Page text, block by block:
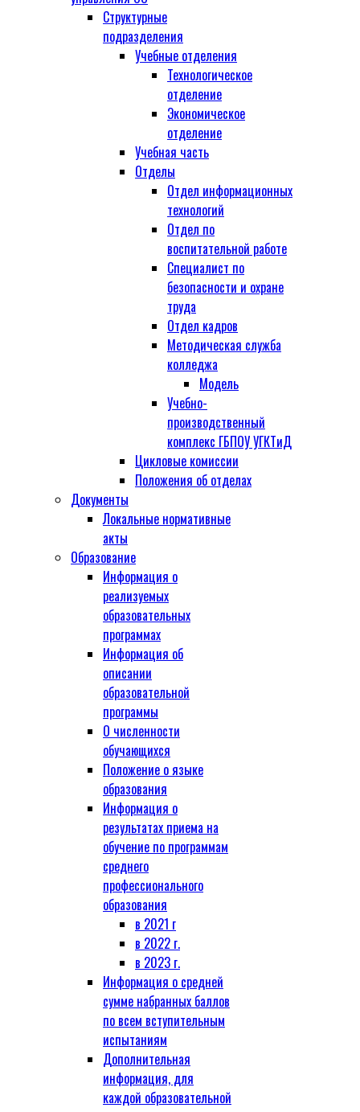
Структурные
подразделения
Учебные отделения
Технологическое
отделение
Экономическое
отделение
Учебная часть
Отделы
Отдел информационных
технологий
Отдел по
воспитательной работе
Специалист по
безопасности и охране
труда
Отдел кадров
Методическая служба
колледжа
Модель
Учебно-
производственный
комплекс ГБПОУ УГКТиД
Цикловые комиссии
Положения об отделах
Документы
Локальные нормативные
акты
Образование
Информация о
реализуемых
образовательных
программах
Информация об
описании
образовательной
программы
О численности
обучающихся
Положение о языке
образования
Информация о
результатах приема на
обучение по программам
среднего
профессионального
образования
в 2021 г
в 2022 г.
в 2023 г.
Информация о средней
сумме набранных баллов
по всем вступительным
испытаниям
Дополнительная
информация, для
каждой образовательной